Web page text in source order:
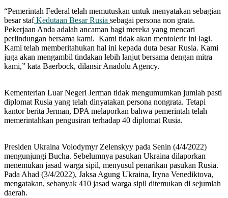
“Pemerintah Federal telah memutuskan untuk menyatakan sebagian
besar stafKedutaan Besar Rusia sebagai persona non grata.
Pekerjaan Anda adalah ancaman bagi mereka yang mencari
perlindungan bersama kami. Kami tidak akan mentolerir ini lagi.
Kami telah memberitahukan hal ini kepada duta besar Rusia. Kami
juga akan mengambil tindakan lebih lanjut bersama dengan mitra
kami,” kata Baerbock, dilansir Anadolu Agency.
Kementerian Luar Negeri Jerman tidak mengumumkan jumlah pasti
diplomat Rusia yang telah dinyatakan persona nongrata. Tetapi
kantor berita Jerman, DPA melaporkan bahwa pemerintah telah
memerintahkan pengusiran terhadap 40 diplomat Rusia.
Presiden Ukraina Volodymyr Zelenskyy pada Senin (4/4/2022)
mengunjungi Bucha. Sebelumnya pasukan Ukraina dilaporkan
menemukan jasad warga sipil, menyusul penarikan pasukan Rusia.
Pada Ahad (3/4/2022), Jaksa Agung Ukraina, Iryna Venediktova,
mengatakan, sebanyak 410 jasad warga sipil ditemukan di sejumlah
daerah.